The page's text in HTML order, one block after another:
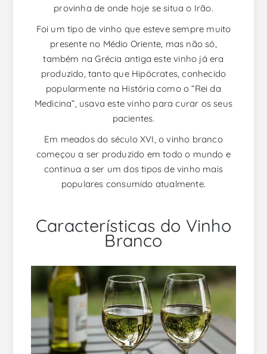
provinha de onde hoje se situa o Irão.
Foi um tipo de vinho que esteve sempre muito
presente no Médio Oriente, mas não só,
também na Grécia antiga este vinho já era
produzido, tanto que Hipócrates, conhecido
popularmente na História como o “Rei da
Medicina”, usava este vinho para curar os seus
pacientes.
Em meados do século XVI, o vinho branco
começou a ser produzido em todo o mundo e
continua a ser um dos tipos de vinho mais
populares consumido atualmente.
Características do Vinho
Branco